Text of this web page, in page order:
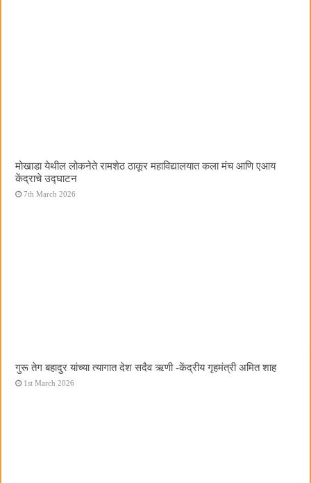
मोखाडा येथील लोकनेते रामशेठ ठाकूर महाविद्यालयात कला मंच आणि एआय
केंद्राचे उद्घाटन
7th March 2026
गुरू तेग बहादुर यांच्या त्यागात देश सदैव ऋणी -केंद्रीय गृहमंत्री अमित शाह
1st March 2026